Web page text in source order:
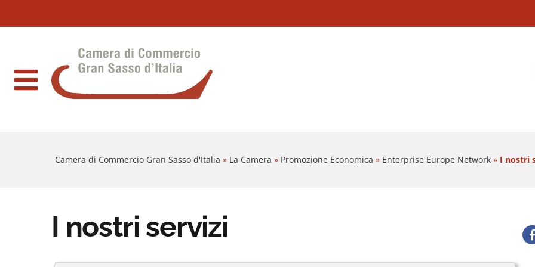
Vai al Contenuto principale della pagina
Vai al footer
Camera di Commercio Gran Sasso d'Italia
Camera di Commercio Gran Sasso d'Italia » La Camera » Promozione Economica » Enterprise Europe Network » I nostri
I nostri servizi